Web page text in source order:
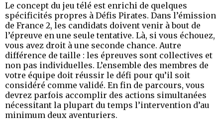
Le concept du jeu télé est enrichi de quelques
spécificités propres à Défis Pirates. Dans l’émission
de France 2, les candidats doivent venir à bout de
l’épreuve en une seule tentative. Là, si vous échouez,
vous avez droit à une seconde chance. Autre
différence de taille : les épreuves sont collectives et
non pas individuelles. L’ensemble des membres de
votre équipe doit réussir le défi pour qu’il soit
considéré comme validé. En fin de parcours, vous
devrez parfois accomplir des actions simultanées
nécessitant la plupart du temps l’intervention d’au
minimum deux aventuriers.